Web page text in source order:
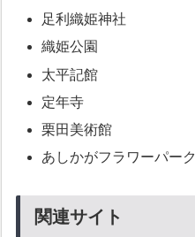
足利織姫神社
織姫公園
太平記館
定年寺
栗田美術館
あしかがフラワーパーク
関連サイト